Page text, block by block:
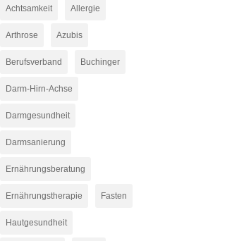
Achtsamkeit Allergie
Arthrose Azubis
Berufsverband Buchinger
Darm-Hirn-Achse
Darmgesundheit
Darmsanierung
Ernährungsberatung
Ernährungstherapie Fasten
Hautgesundheit